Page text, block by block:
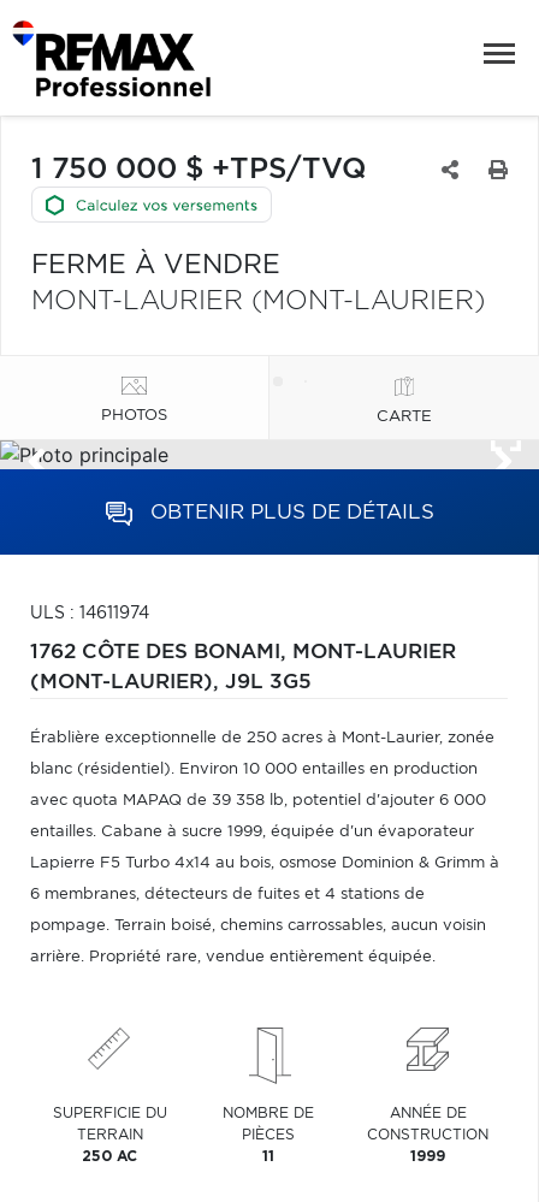
1 750 000 $ +TPS/TVQ
FERME À VENDRE
MONT-LAURIER (MONT-LAURIER)
PHOTOS CARTE
OBTENIR PLUS DE DÉTAILS
ULS : 14611974
1762 CÔTE DES BONAMI, MONT-LAURIER
(MONT-LAURIER), J9L 3G5
Érablière exceptionnelle de 250 acres à Mont-Laurier, zonée
blanc (résidentiel). Environ 10 000 entailles en production
avec quota MAPAQ de 39 358 lb, potentiel d'ajouter 6 000
entailles. Cabane à sucre 1999, équipée d'un évaporateur
Lapierre F5 Turbo 4x14 au bois, osmose Dominion & Grimm à
6 membranes, détecteurs de fuites et 4 stations de
pompage. Terrain boisé, chemins carrossables, aucun voisin
arrière. Propriété rare, vendue entièrement équipée.
SUPERFICIE DU
TERRAIN
250 AC
NOMBRE DE
PIÈCES
11
ANNÉE DE
CONSTRUCTION
1999